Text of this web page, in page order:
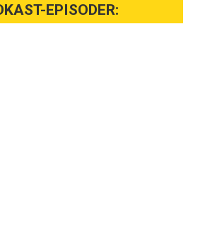
EPISODER: